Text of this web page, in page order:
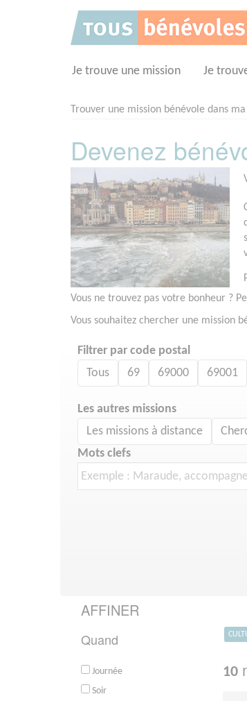
Je trouve une mission Je
Trouver une mission bénévole dans
Devenez
Vous ne trouvez pas votre bonheur ?
Vous souhaitez chercher une mission
Filtrer par code postal
Tous 69 69000 69001
Les autres missions
Les missions à distance
Mots clefs
AFFINER
Quand
Journée
Soir
10